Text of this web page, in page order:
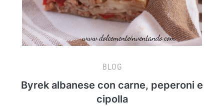
BLOG
Byrek albanese con carne, peperoni e
cipolla